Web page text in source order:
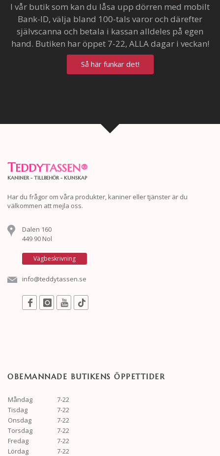
I vår butik som kan du låsa upp dörren med mobilt
Bank-ID, välja bland 100-tals varor och därefter
självscanna och betala i kassan alldeles på egen
hand. Butiken har öppet 7-22, ALLA dagar i veckan!
Så här funkar det!
TEDDYTASSEN®
KANINER - TILLBEHÖR - KUNSKAP
Har du frågor om våra produkter, kaniner eller tjänster är du
välkommen att mejla oss.
Dalen 160
449 90 Nol
Vägbeskrivning
info@teddytassen.se
OBEMANNADE BUTIKENS ÖPPETTIDER
Måndag
7-22
Tisdag
7-22
Onsdag
7-22
Torsdag
7-22
Fredag
7-22
Lördag
7-22